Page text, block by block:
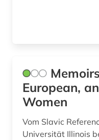
European,
Women
Vom Slavic
Universität Illinois